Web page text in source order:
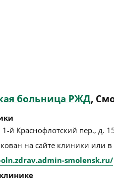
больница РЖД,
1-й Краснофлотский пер., д.
на сайте клиники или
smolensk.ru/